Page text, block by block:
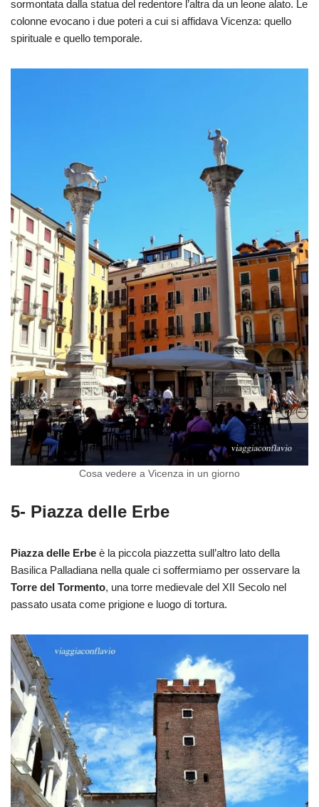
sormontata dalla statua del redentore l’altra da un leone alato. Le
colonne evocano i due poteri a cui si affidava Vicenza: quello
spirituale e quello temporale.
Cosa vedere a Vicenza in un giorno
5- Piazza delle Erbe
Piazza delle Erbe è la piccola piazzetta sull’altro lato della
Basilica Palladiana nella quale ci soffermiamo per osservare la
Torre del Tormento, una torre medievale del XII Secolo nel
passato usata come prigione e luogo di tortura.